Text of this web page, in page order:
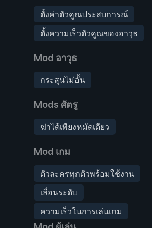
ตั้งค่าตัวคูณประสบการณ์
ตั้งความเร็วตัวคูณของอาวุธ
Mod อาวุธ
กระสุนไม่อั้น
Mods ศัตรู
ฆ่าได้เพียงหมัดเดียว
Mod เกม
ตัวละครทุกตัวพร้อมใช้งาน
เลื่อนระดับ
ความเร็วในการเล่นเกม